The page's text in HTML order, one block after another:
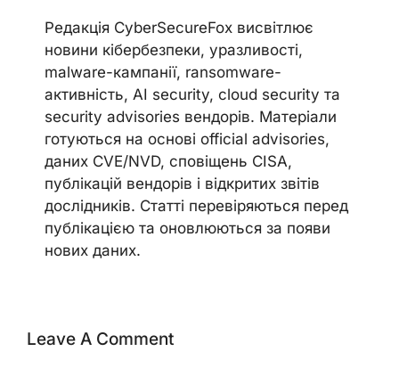
Редакція CyberSecureFox висвітлює
новини кібербезпеки, уразливості,
malware-кампанії, ransomware-
активність, AI security, cloud security та
security advisories вендорів. Матеріали
готуються на основі official advisories,
даних CVE/NVD, сповіщень CISA,
публікацій вендорів і відкритих звітів
дослідників. Статті перевіряються перед
публікацією та оновлюються за появи
нових даних.
Leave A Comment